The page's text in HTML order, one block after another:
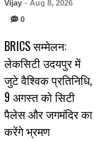
Vijay - Aug 8, 2026
0
BRICS सम्मेलन:
लेकसिटी उदयपुर में
जुटे वैश्विक प्रतिनिधि,
9 अगस्त को सिटी
पैलेस और जगमंदिर का
करेंगे भ्रमण